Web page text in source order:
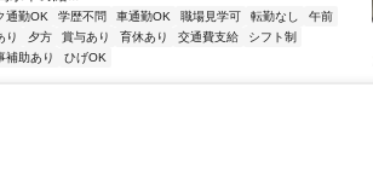
通勤OK 学歴不問 車通勤OK 職場見学可 転勤なし
午前
り 夕方 賞与あり 育休あり 交通費支給
シフト制
補助あり ひげOK